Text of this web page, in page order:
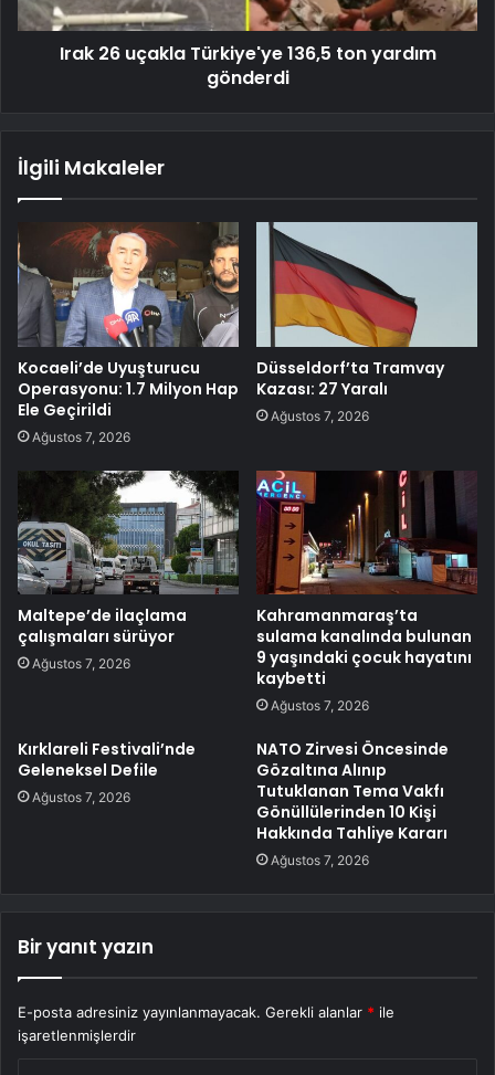
Irak 26 uçakla Türkiye'ye 136,5 ton yardım
gönderdi
İlgili Makaleler
Kocaeli’de Uyuşturucu
Operasyonu: 1.7 Milyon Hap
Ele Geçirildi
Ağustos 7, 2026
Düsseldorf’ta Tramvay
Kazası: 27 Yaralı
Ağustos 7, 2026
Maltepe’de ilaçlama
çalışmaları sürüyor
Ağustos 7, 2026
Kahramanmaraş’ta
sulama kanalında bulunan
9 yaşındaki çocuk hayatını
kaybetti
Ağustos 7, 2026
Kırklareli Festivali’nde
Geleneksel Defile
Ağustos 7, 2026
NATO Zirvesi Öncesinde
Gözaltına Alınıp
Tutuklanan Tema Vakfı
Gönüllülerinden 10 Kişi
Hakkında Tahliye Kararı
Ağustos 7, 2026
Bir yanıt yazın
E-posta adresiniz yayınlanmayacak. Gerekli alanlar * ile
işaretlenmişlerdir